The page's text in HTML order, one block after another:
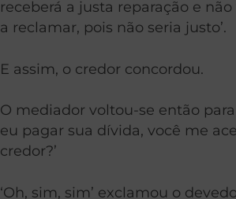
receberá a justa reparação e
a reclamar, pois não seria justo’.
E assim, o credor concordou.
O mediador voltou-se então para
eu pagar sua dívida, você me
credor?’
‘Oh, sim, sim’ exclamou o